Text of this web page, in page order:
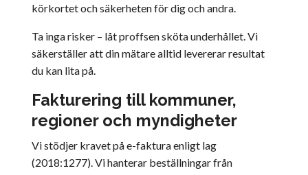
körkortet och säkerheten för dig och andra.
Ta inga risker – låt proffsen sköta underhållet. Vi
säkerställer att din mätare alltid levererar resultat
du kan lita på.
Fakturering till kommuner,
regioner och myndigheter
Vi stödjer kravet på e-faktura enligt lag
(2018:1277). Vi hanterar beställningar från